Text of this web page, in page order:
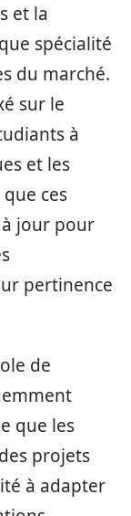
et la
spécialité
du marché.
sur le
à
et les
ces
jour pour
pertinence
de
que les
projets
à adapter